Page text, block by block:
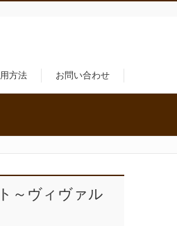
方法 お問い合わせ
～ヴィヴァル